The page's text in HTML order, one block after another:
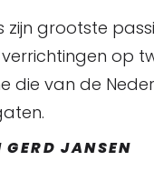
zijn grootste
op
die van de
JANSEN